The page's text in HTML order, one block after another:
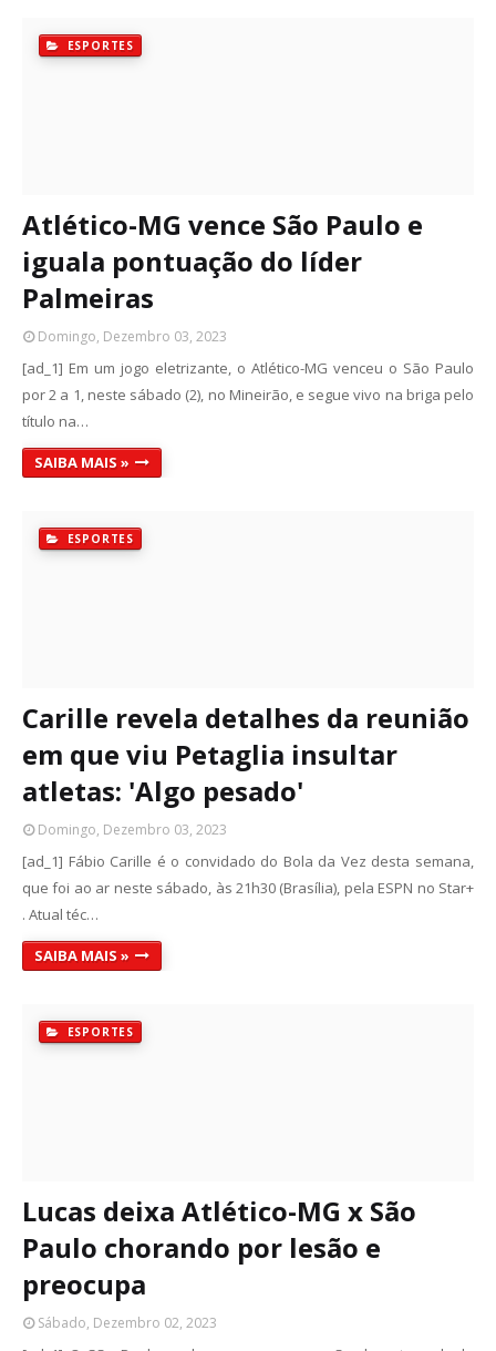
ESPORTES
Atlético-MG vence São Paulo e
iguala pontuação do líder
Palmeiras
Domingo, Dezembro 03, 2023
[ad_1] Em um jogo eletrizante, o Atlético-MG venceu o São Paulo
por 2 a 1, neste sábado (2), no Mineirão, e segue vivo na briga pelo
título na…
SAIBA MAIS »
ESPORTES
Carille revela detalhes da reunião
em que viu Petaglia insultar
atletas: 'Algo pesado'
Domingo, Dezembro 03, 2023
[ad_1] Fábio Carille é o convidado do Bola da Vez desta semana,
que foi ao ar neste sábado, às 21h30 (Brasília), pela ESPN no Star+
. Atual téc…
SAIBA MAIS »
ESPORTES
Lucas deixa Atlético-MG x São
Paulo chorando por lesão e
preocupa
Sábado, Dezembro 02, 2023